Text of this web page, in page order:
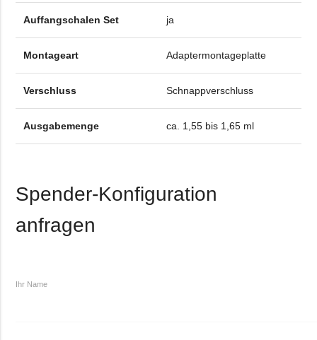
Auffangschalen Set ja
Montageart Adaptermontageplatte
Verschluss Schnappverschluss
Ausgabemenge ca. 1,55 bis 1,65 ml
Spender-Konfiguration
anfragen
Ihr Name